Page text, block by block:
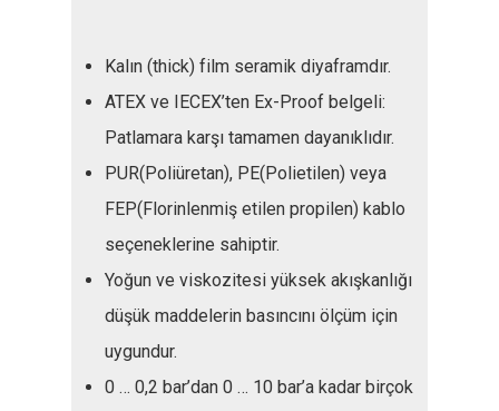
Kalın (thick) film seramik diyaframdır.
ATEX ve IECEX’ten Ex-Proof belgeli:
Patlamara karşı tamamen dayanıklıdır.
PUR(Poliüretan), PE(Polietilen) veya
FEP(Florinlenmiş etilen propilen) kablo
seçeneklerine sahiptir.
Yoğun ve viskozitesi yüksek akışkanlığı
düşük maddelerin basıncını ölçüm için
uygundur.
0 … 0,2 bar’dan 0 … 10 bar’a kadar birçok